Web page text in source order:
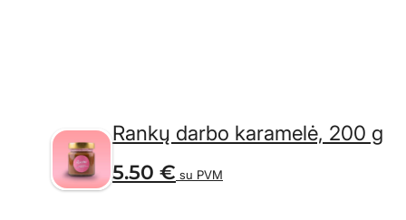
Rankų darbo karamelė, 200 g
5.50 € su PVM